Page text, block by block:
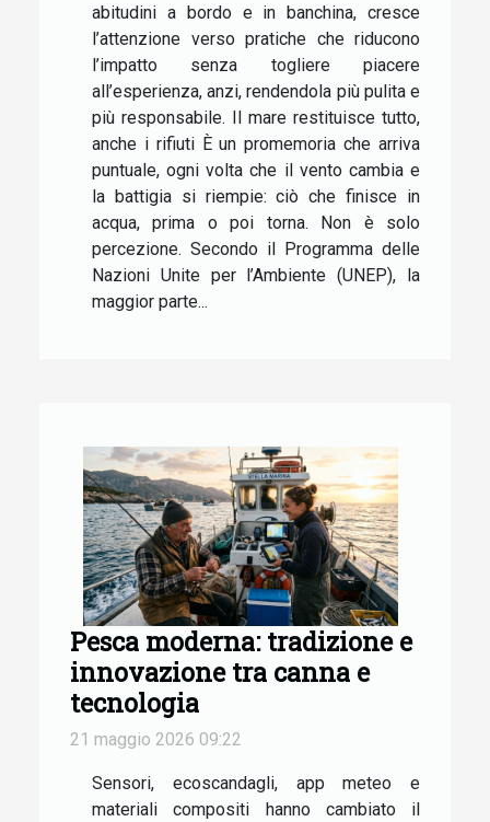
abitudini a bordo e in banchina, cresce
l’attenzione verso pratiche che riducono
l’impatto senza togliere piacere
all’esperienza, anzi, rendendola più pulita e
più responsabile. Il mare restituisce tutto,
anche i rifiuti È un promemoria che arriva
puntuale, ogni volta che il vento cambia e
la battigia si riempie: ciò che finisce in
acqua, prima o poi torna. Non è solo
percezione. Secondo il Programma delle
Nazioni Unite per l’Ambiente (UNEP), la
maggior parte...
Pesca moderna: tradizione e
innovazione tra canna e
tecnologia
21 maggio 2026 09:22
Sensori, ecoscandagli, app meteo e
materiali compositi hanno cambiato il